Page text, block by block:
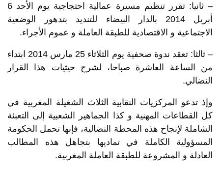
– ثانيا: تقرر تنظيم مسيرة عمالية احتجاجية يوم الأحد 6
أبريل 2014 بالدار البيضاء للتنديد بتدهور الوضعية
الاجتماعية و الاقتصادية للطبقة العاملة و عموم الأجراء.
– ثالثا: تعقد ندوة صحفية يوم الثلاثاء 25 مارس 2014 ابتداء
من الساعة العاشرة صباحا، لشرح حيثيات هذا القرار
النضالي.
وإذ تدعو المركزيات النقابية الثلاث الشغيلة المغربية في
كل القطاعات المهنية و كذا الجماهير الشعبية إلى التعبئة
الشاملة لإنجاح هذه المحطة النضالية، فإنها تحمل الحكومة
المسؤولية الكاملة في تماديها بتجاهل هذه المطالب
العادلة و المشروعة للطبقة العاملة المغربية.